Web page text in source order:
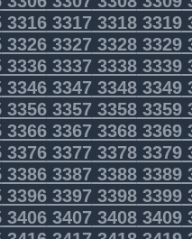
3316331733183319
3326332733283329
3336333733383339
3346334733483349
3356335733583359
3366336733683369
3376337733783379
3386338733883389
3396339733983399
3406340734083409